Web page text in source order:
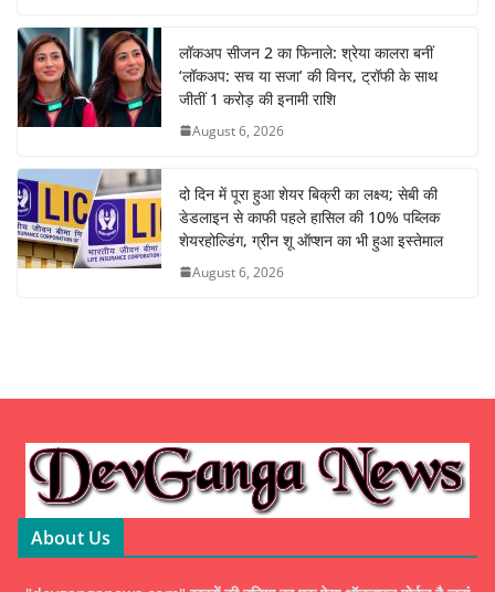
लॉकअप सीजन 2 का फिनाले: श्रेया कालरा बनीं
‘लॉकअप: सच या सजा’ की विनर, ट्रॉफी के साथ
जीतीं 1 करोड़ की इनामी राशि
August 6, 2026
दो दिन में पूरा हुआ शेयर बिक्री का लक्ष्य; सेबी की
डेडलाइन से काफी पहले हासिल की 10% पब्लिक
शेयरहोल्डिंग, ग्रीन शू ऑप्शन का भी हुआ इस्तेमाल
August 6, 2026
About Us